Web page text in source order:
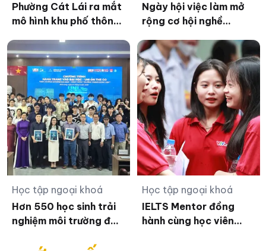
Phường Cát Lái ra mắt
mô hình khu phố thông
Ngày hội việc làm mở
rộng cơ hội nghề
khuyết tật Quảng Trị
Học tập ngoại khoá
Hơn 550 học sinh trải
nghiệm môi trường đại
Học tập ngoại khoá
IELTS Mentor đồng
hành cùng học viên